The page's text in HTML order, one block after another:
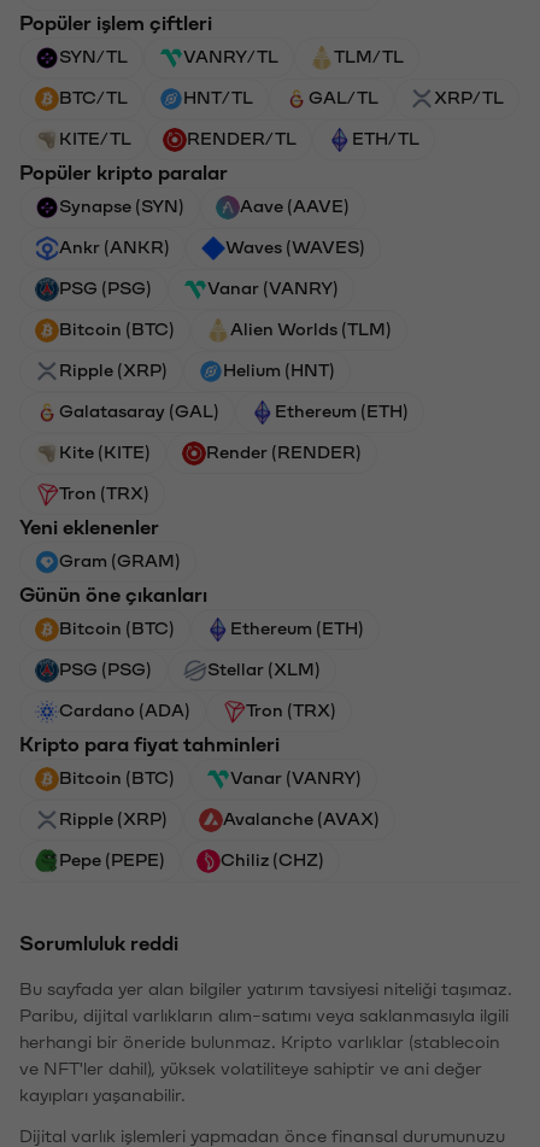
Popüler işlem çiftleri
SYN/TL VANRY/TL TLM/TL
BTC/TL HNT/TL GAL/TL XRP/TL
KITE/TL RENDER/TL ETH/TL
Popüler kripto paralar
Synapse (SYN) Aave (AAVE)
Ankr (ANKR) Waves (WAVES)
PSG (PSG) Vanar (VANRY)
Bitcoin (BTC) Alien Worlds (TLM)
Ripple (XRP) Helium (HNT)
Galatasaray (GAL) Ethereum (ETH)
Kite (KITE) Render (RENDER)
Tron (TRX)
Yeni eklenenler
Gram (GRAM)
Günün öne çıkanları
Bitcoin (BTC) Ethereum (ETH)
PSG (PSG) Stellar (XLM)
Cardano (ADA) Tron (TRX)
Kripto para fiyat tahminleri
Bitcoin (BTC) Vanar (VANRY)
Ripple (XRP) Avalanche (AVAX)
Pepe (PEPE) Chiliz (CHZ)
Sorumluluk reddi
Bu sayfada yer alan bilgiler yatırım tavsiyesi niteliği taşımaz.
Paribu, dijital varlıkların alım-satımı veya saklanmasıyla ilgili
herhangi bir öneride bulunmaz. Kripto varlıklar (stablecoin
ve NFT'ler dahil), yüksek volatiliteye sahiptir ve ani değer
kayıpları yaşanabilir.
Dijital varlık işlemleri yapmadan önce finansal durumunuzu